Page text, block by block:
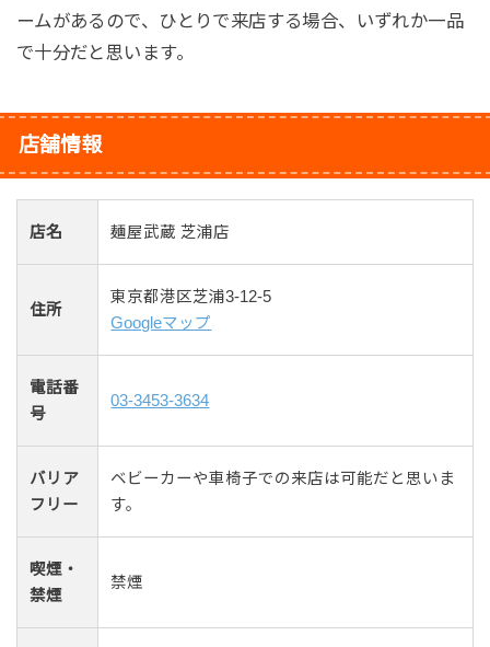
ームがあるので、ひとりで来店する場合、いずれか一品
で十分だと思います。
店舗情報
店名 麺屋武蔵 芝浦店
住所
東京都港区芝浦3-12-5
Googleマップ
電話番
号
03-3453-3634
バリア
フリー
ベビーカーや車椅子での来店は可能だと思いま
す。
喫煙・
禁煙
禁煙